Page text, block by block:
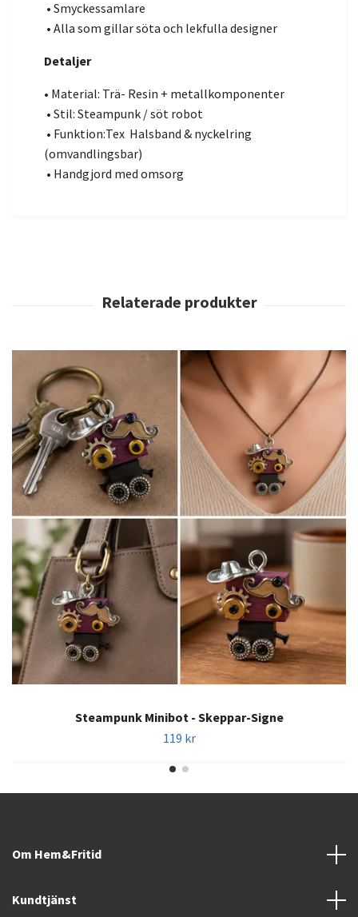
• Smyckessamlare
• Alla som gillar söta och lekfulla designer
Detaljer
• Material: Trä- Resin + metallkomponenter
• Stil: Steampunk / söt robot
• Funktion:Tex Halsband & nyckelring
(omvandlingsbar)
• Handgjord med omsorg
Steampunk Minibot - Skeppar-Signe
119 kr
Om Hem&Fritid
Kundtjänst